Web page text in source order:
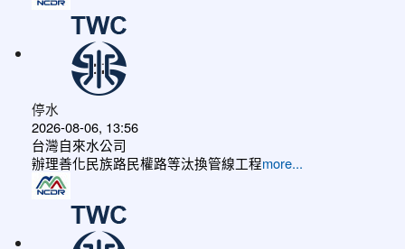
停水
2026-08-06, 13:56
台灣自來水公司
辦理善化民族路民權路等汰換管線工程more...